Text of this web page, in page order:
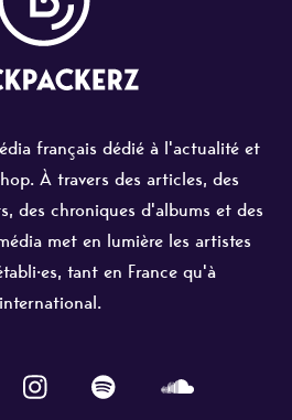
français dédié à l'actualité et
À travers des articles, des
des chroniques d'albums et des
met en lumière les artistes
tant en France qu'à